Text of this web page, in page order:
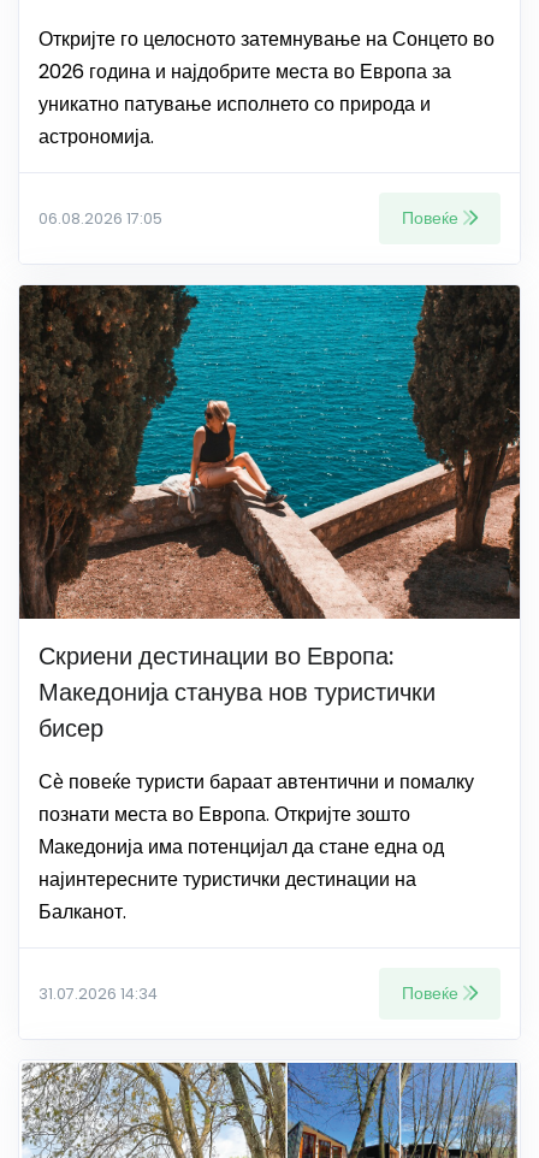
Откријте го целосното затемнување на Сонцето во
2026 година и најдобрите места во Европа за
уникатно патување исполнето со природа и
астрономија.
06.08.2026 17:05 Повеќе
Скриени дестинации во Европа:
Македонија станува нов туристички
бисер
Сѐ повеќе туристи бараат автентични и помалку
познати места во Европа. Откријте зошто
Македонија има потенцијал да стане една од
најинтересните туристички дестинации на
Балканот.
31.07.2026 14:34 Повеќе